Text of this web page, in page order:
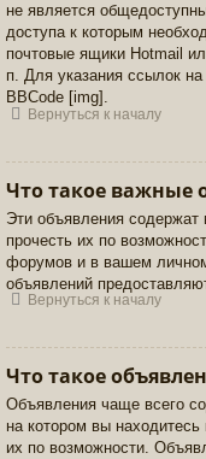
не является
доступа к которым
почтовые ящики Hotmail
п. Для указания ссылок
BBCode [img].
Вернуться к началу
Что такое важные
Эти объявления
прочесть их по
форумов и в вашем
объявлений
Вернуться к началу
Что такое
Объявления чаще всего
на котором вы
их по возможности.